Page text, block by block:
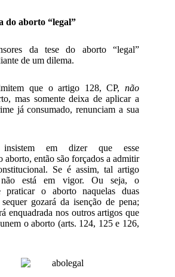
do aborto “legal”
da tese do aborto “legal”
de um dilema.
que o artigo 128, CP, não
mas somente deixa de aplicar a
já consumado, renunciam a sua
em dizer que esse
aborto, então são forçados a admitir
Se é assim, tal artigo
não está em vigor. Ou seja, o
praticar o aborto naquelas duas
gozará da isenção de pena;
enquadrada nos outros artigos que
o aborto (arts. 124, 125 e 126,